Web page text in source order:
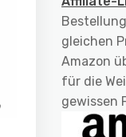
gleichen
Amazon
für die
gewissen